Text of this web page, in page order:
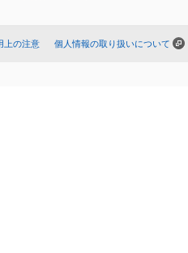
上の注意 個人情報の取り扱いについて